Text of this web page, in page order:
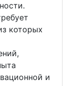
которых
и